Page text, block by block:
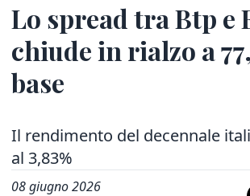
Lo spread tra Btp e
chiude in rialzo a
base
Il rendimento del decennale
al 3,83%
08 giugno 2026